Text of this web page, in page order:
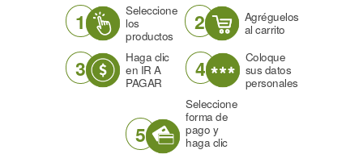
1
Seleccione
los
productos
2
Agréguelos
al carrito
3
Haga clic
en IR A
PAGAR
4
Coloque
sus datos
personales
5
Seleccione
forma de
pago y
haga clic